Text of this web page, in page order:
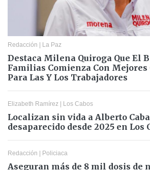
Redacción La Paz
Destaca Milena Quiroga Que El
Familias Comienza Con Mejores
Para Las Y Los Trabajadores
Elizabeth Ramírez Los Cabos
Localizan sin vida a Alberto
desaparecido desde 2025 en Los
Redacción Policiaca
Aseguran más de 8 mil dosis de